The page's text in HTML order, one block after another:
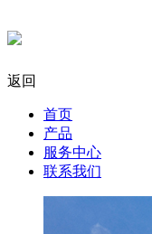
返回
首页
产品
服务中心
联系我们